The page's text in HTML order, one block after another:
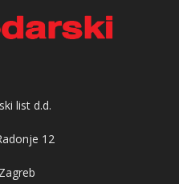
list d.d.
12